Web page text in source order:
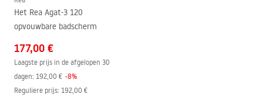
Het Rea Agat-3 120
opvouwbare badscherm
177,00 €
Laagste prijs in de afgelopen 30
dagen: 192,00 € -8%
Reguliere prijs: 192,00 €